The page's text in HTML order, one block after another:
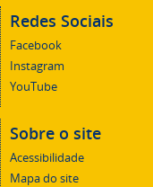
Redes Sociais
Facebook
Instagram
YouTube
Sobre o site
Acessibilidade
Mapa do site